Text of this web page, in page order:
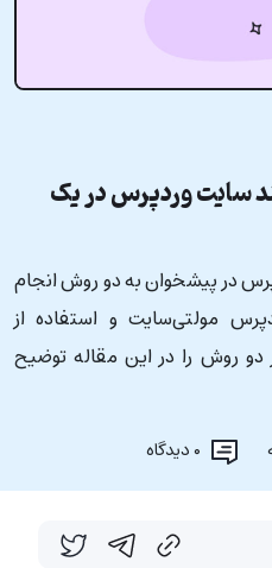
وردپرس در یک
پیشخوان به دو روش انجام
مولتی‌سایت و استفاده از
روش را در این مقاله توضیح
۰ دیدگاه